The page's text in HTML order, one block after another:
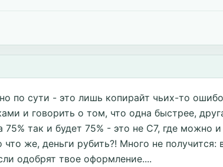
по сути - это лишь копирайт чьих-то
и говорить о том, что одна быстрее,
75% так и будет 75% - это не С7, где можно
же, деньги рубить?! Много не
одобрят твое оформление....